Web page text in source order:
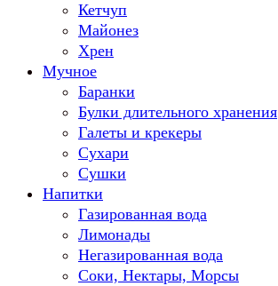
Кетчуп
Майонез
Хрен
Мучное
Баранки
Булки длительного хранения
Галеты и крекеры
Сухари
Сушки
Напитки
Газированная вода
Лимонады
Негазированная вода
Соки, Нектары, Морсы